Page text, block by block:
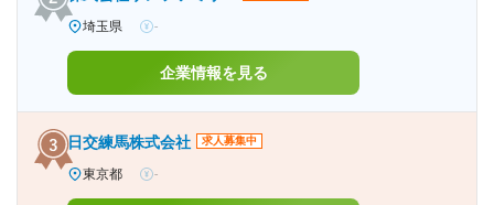
埼玉県 -
企業情報を見る
日交練馬株式会社 求人募集中
東京都 -